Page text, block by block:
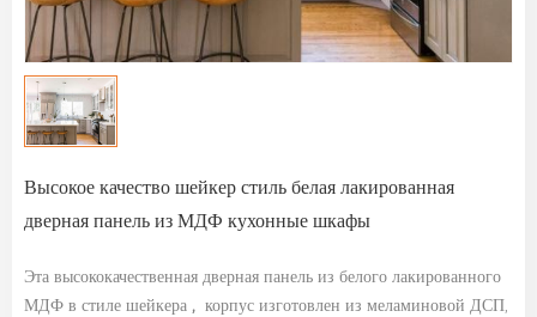
Высокое качество шейкер стиль белая лакированная
дверная панель из МДФ кухонные шкафы
Эта высококачественная дверная панель из белого лакированного
МДФ в стиле шейкера , корпус изготовлен из меламиновой ДСП,